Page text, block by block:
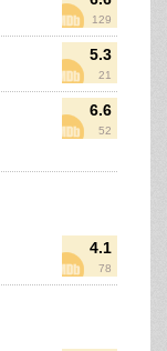
129
5.3
21
6.6
52
4.1
78